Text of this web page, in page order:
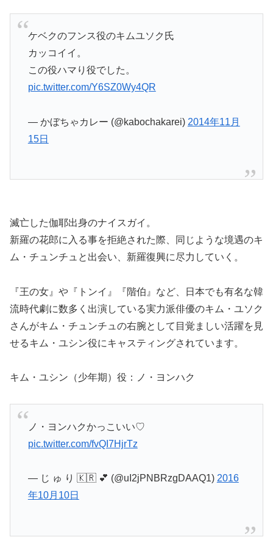
ケベクのフンス役のキムユソク氏
カッコイイ。
この役ハマり役でした。
pic.twitter.com/Y6SZ0Wy4QR
— かぼちゃカレー (@kabochakarei) 2014年11月
15日
滅亡した伽耶出身のナイスガイ。
新羅の花郎に入る事を拒絶された際、同じような境遇のキ
ム・チュンチュと出会い、新羅復興に尽力していく。
『王の女』や『トンイ』『階伯』など、日本でも有名な韓
流時代劇に数多く出演している実力派俳優のキム・ユソク
さんがキム・チュンチュの右腕として目覚ましい活躍を見
せるキム・ユシン役にキャスティングされています。
キム・ユシン（少年期）役：ノ・ヨンハク
ノ・ヨンハクかっこいい♡
pic.twitter.com/fvQI7HjrTz
— じ ゅ り 🇰🇷 💕 (@uI2jPNBRzgDAAQ1) 2016
年10月10日